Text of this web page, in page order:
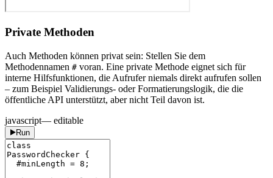
Private Methoden
Auch Methoden können privat sein: Stellen Sie dem
Methodennamen # voran. Eine private Methode eignet sich für
interne Hilfsfunktionen, die Aufrufer niemals direkt aufrufen sollen
– zum Beispiel Validierungs- oder Formatierungslogik, die die
öffentliche API unterstützt, aber nicht Teil davon ist.
javascript— editable
Run